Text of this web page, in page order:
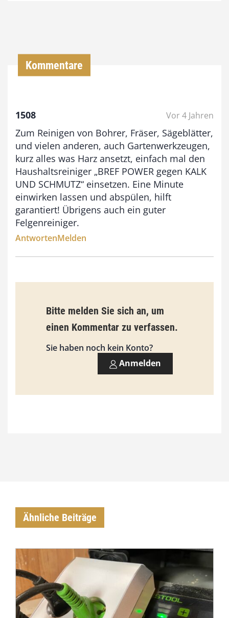
s
9
3
,
0
0
Kommentare
1508 Vor 4 Jahren
Zum Reinigen von Bohrer, Fräser, Sägeblätter,
und vielen anderen, auch Gartenwerkzeugen,
kurz alles was Harz ansetzt, einfach mal den
Haushaltsreiniger „BREF POWER gegen KALK
UND SCHMUTZ“ einsetzen. Eine Minute
einwirken lassen und abspülen, hilft
garantiert! Übrigens auch ein guter
Felgenreiniger.
AntwortenMelden
Bitte melden Sie sich an, um
einen Kommentar zu verfassen.
Sie haben noch kein Konto?
Anmelden
Ähnliche Beiträge